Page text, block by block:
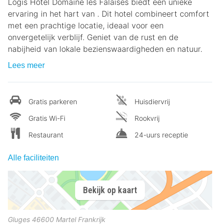
ervaring in het hart van . Dit hotel combineert comfort
met een prachtige locatie, ideaal voor een
onvergetelijk verblijf. Geniet van de rust en de
nabijheid van lokale bezienswaardigheden en natuur.
Lees meer
Gratis parkeren
Gratis Wi-Fi
Restaurant
Huisdiervrij
Rookvrij
24-uurs receptie
Alle faciliteiten
Bekijk op kaart
Gluges 46600 Martel Frankrijk